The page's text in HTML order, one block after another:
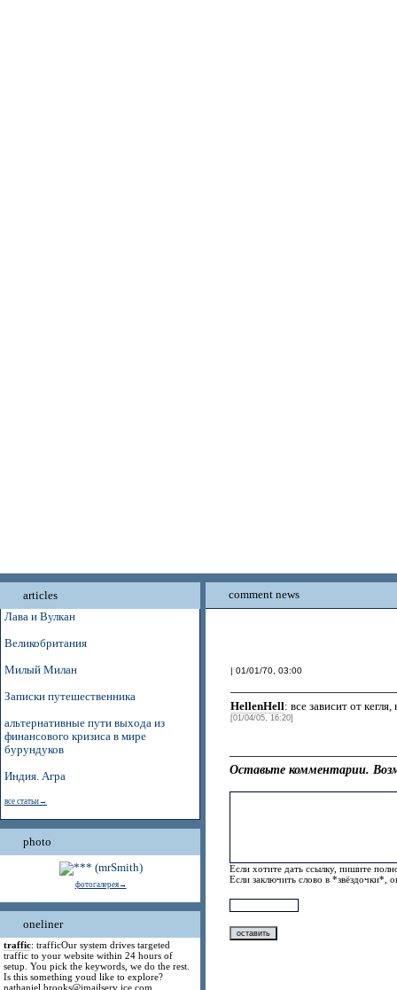
articles
Лава и Вулкан
Великобритания
Милый Милан
Записки путешественника
альтернативные пути выхода из
финансового кризиса в мире
бурундуков
Индия. Агра
все статьи→
photo
фотогалерея→
oneliner
traffic: trafficOur system drives targeted
traffic to your website within 24 hours of
setup. You pick the keywords, we do the rest.
Is this something youd like to explore?
nathaniel.brooks@jmailserv ice.com
comment news
| 01/01/70, 03:00
HellenHell: все зависит от
[01/04/05, 16:20]
Оставьте комментарии.
Если хотите дать ссылку, пишите
Если заключить слово в *звёздочки*,